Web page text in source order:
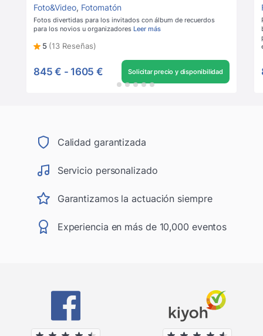
Foto&Video, Fotomatón
Fotos divertidas para los invitados con álbum de recuerdos
para los novios u organizadores Leer más
5 (13 Reseñas)
845 € - 1605 € Solicitar precio y disponibilidad
Calidad garantizada
Servicio personalizado
Garantizamos la actuación siempre
Experiencia en más de 10,000 eventos